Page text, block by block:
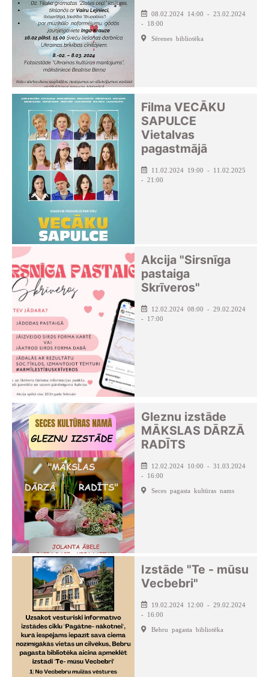
08.02.2024 14:00 - 23.02.2024
- 18:00
Sērenes bibliotēka
Filma VECĀKU
SAPULCE
Vietalvas
pagastmājā
11.02.2024 19:00 - 11.02.2025
- 21:00
Akcija "Sirsnīga
pastaiga
Skrīveros"
12.02.2024 08:00 - 29.02.2024
- 17:00
Gleznu izstāde
MĀKSLAS DĀRZĀ
RADĪTS
12.02.2024 10:00 - 31.03.2024
- 16:00
Seces pagasta kultūras nams
Izstāde "Te - mūsu
Vecbebri"
19.02.2024 12:00 - 29.02.2024
- 16:00
Bebru pagasta bibliotēka